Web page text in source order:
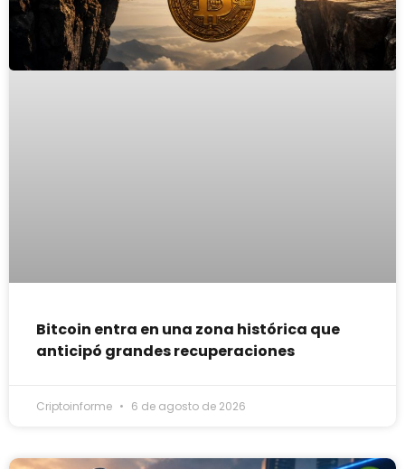
Bitcoin entra en una zona histórica que
anticipó grandes recuperaciones
Criptoinforme 6 de agosto de 2026